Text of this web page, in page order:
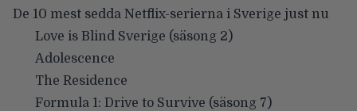
De 10 mest sedda Netflix-serierna i Sverige just nu
Love is Blind Sverige (säsong 2)
Adolescence
The Residence
Formula 1: Drive to Survive (säsong 7)